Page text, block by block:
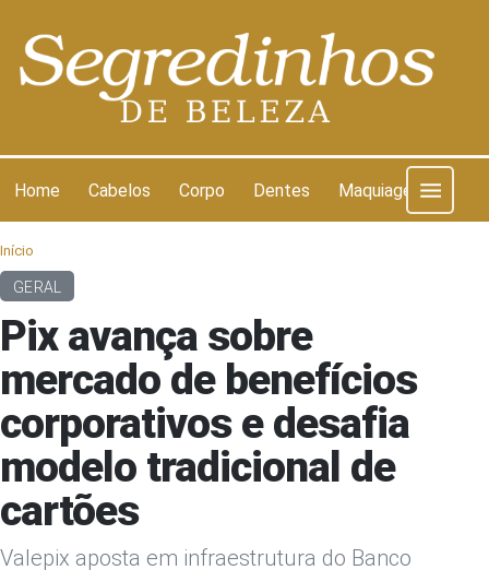
Home Cabelos Corpo Dentes Maquiagem
Início
GERAL
Pix avança sobre
mercado de benefícios
corporativos e desafia
modelo tradicional de
cartões
Valepix aposta em infraestrutura do Banco